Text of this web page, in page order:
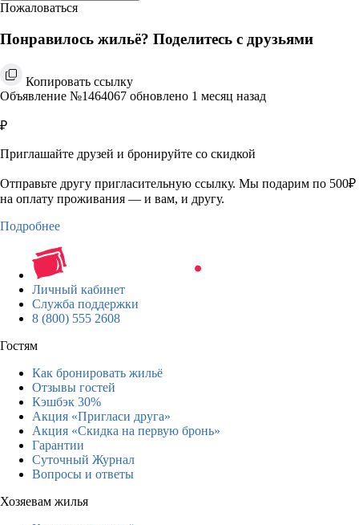
Пожаловаться
Понравилось жильё? Поделитесь с друзьями
Копировать ссылку
Объявление №1464067 обновлено 1 месяц назад
₽
Приглашайте друзей и бронируйте со скидкой
Отправьте другу пригласительную ссылку. Мы подарим по 500₽
на оплату проживания — и вам, и другу.
Подробнее
Личный кабинет
Служба поддержки
8 (800) 555 2608
Гостям
Как бронировать жильё
Отзывы гостей
Кэшбэк 30%
Акция «Пригласи друга»
Акция «Скидка на первую бронь»
Гарантии
Суточный Журнал
Вопросы и ответы
Хозяевам жилья